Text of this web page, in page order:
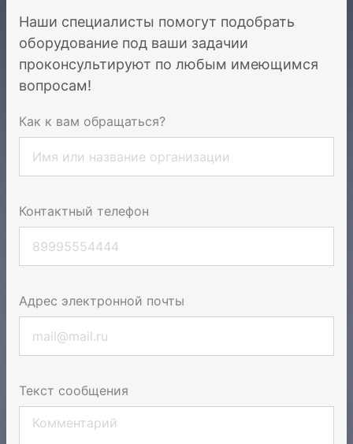
Наши специалисты помогут подобрать
оборудование под ваши задачии
проконсультируют по любым имеющимся
вопросам!
Как к вам обращаться?
Контактный телефон
Адрес электронной почты
Текст сообщения